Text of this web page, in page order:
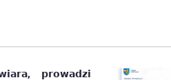
𝗽𝗿𝗼𝘄𝗮𝗱𝘇𝗶